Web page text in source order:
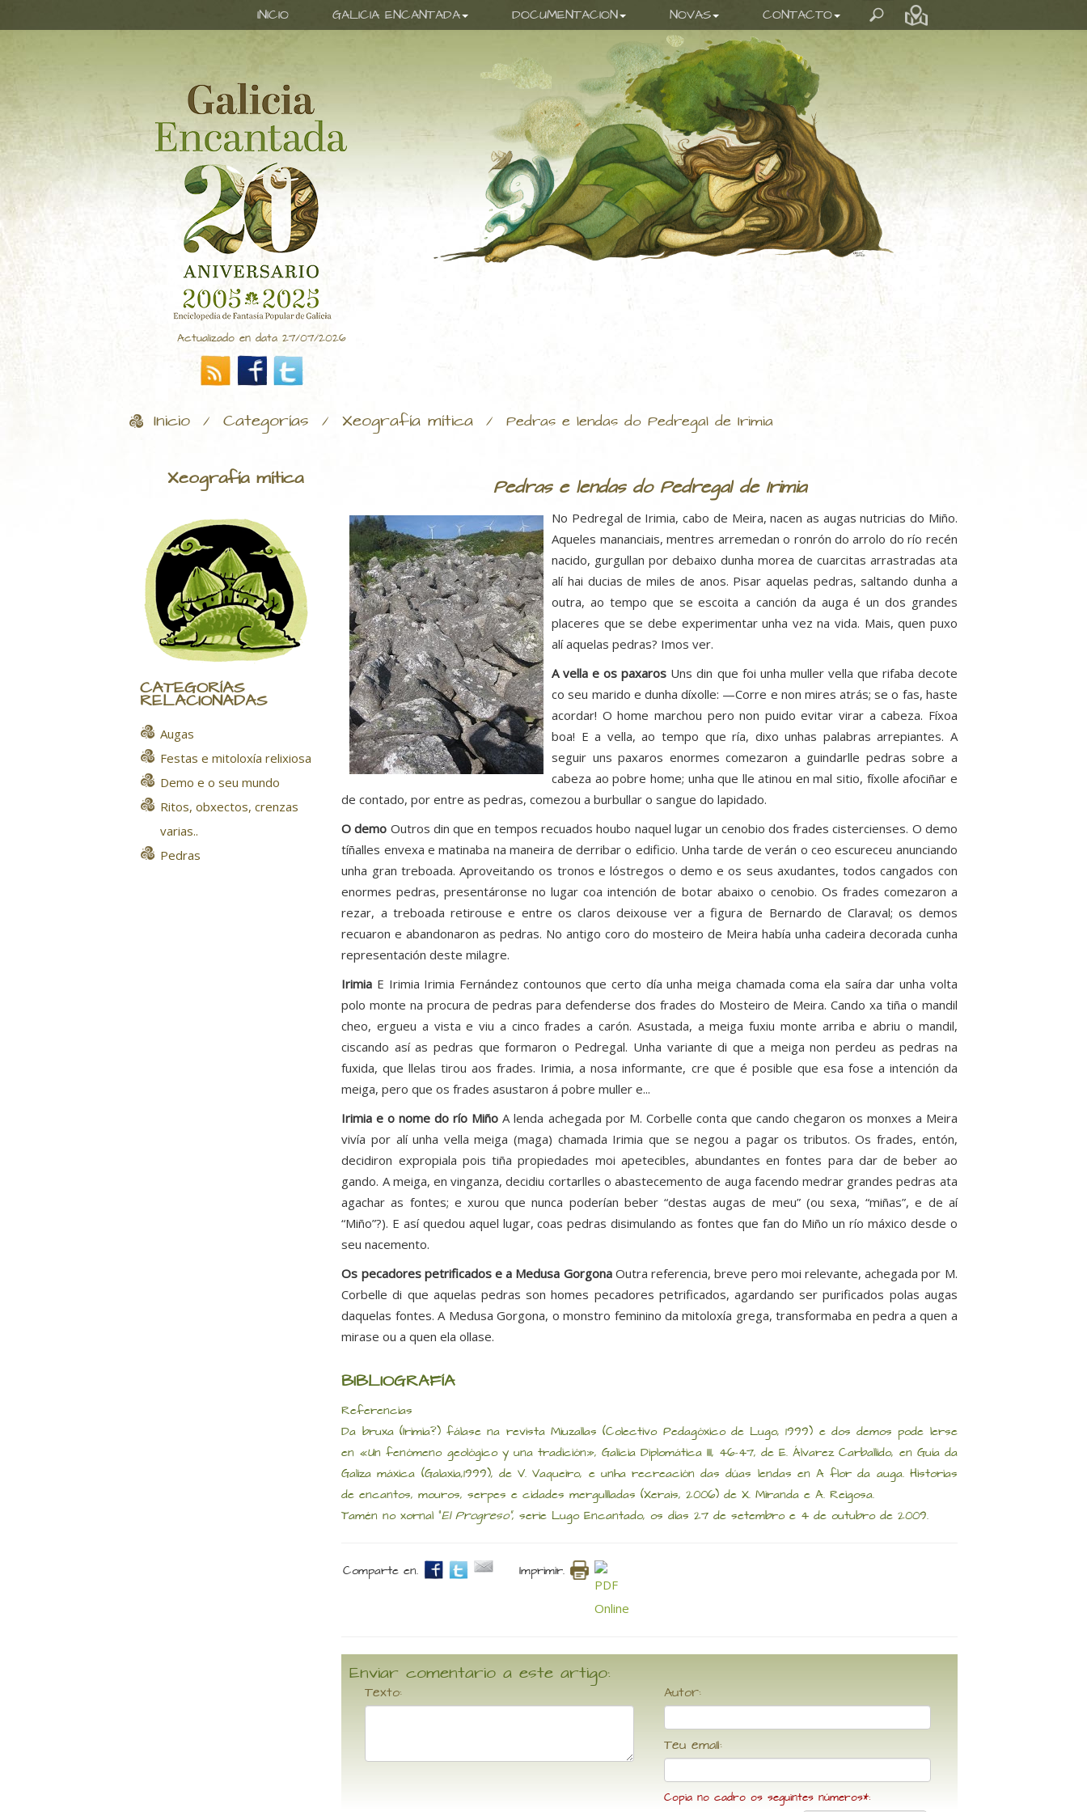
INICIO GALICIA ENCANTADA DOCUMENTACION NOVAS CONTACTO
Actualizado en data 27/07/2026
Inicio / Categorías / Xeografía mítica / Pedras e lendas do Pedregal de Irimia
Xeografía mítica
CATEGORÍAS
RELACIONADAS
Augas
Festas e mitoloxía relixiosa
Demo e o seu mundo
Ritos, obxectos, crenzas
varias..
Pedras
Pedras e lendas do Pedregal de Irimia
No Pedregal de Irimia, cabo de Meira, nacen as augas nutricias do Miño.
Aqueles mananciais, mentres arremedan o ronrón do arrolo do río recén
nacido, gurgullan por debaixo dunha morea de cuarcitas arrastradas ata
alí hai ducias de miles de anos. Pisar aquelas pedras, saltando dunha a
outra, ao tempo que se escoita a canción da auga é un dos grandes
placeres que se debe experimentar unha vez na vida. Mais, quen puxo
alí aquelas pedras? Imos ver.
A vella e os paxaros Uns din que foi unha muller vella que rifaba decote
co seu marido e dunha díxolle: —Corre e non mires atrás; se o fas, haste
acordar! O home marchou pero non puido evitar virar a cabeza. Fíxoa
boa! E a vella, ao tempo que ría, dixo unhas palabras arrepiantes. A
seguir uns paxaros enormes comezaron a guindarlle pedras sobre a
cabeza ao pobre home; unha que lle atinou en mal sitio, fíxolle afociñar e
de contado, por entre as pedras, comezou a burbullar o sangue do lapidado.
O demo Outros din que en tempos recuados houbo naquel lugar un cenobio dos frades cistercienses. O demo
tíñalles envexa e matinaba na maneira de derribar o edificio. Unha tarde de verán o ceo escureceu anunciando
unha gran treboada. Aproveitando os tronos e lóstregos o demo e os seus axudantes, todos cangados con
enormes pedras, presentáronse no lugar coa intención de botar abaixo o cenobio. Os frades comezaron a
rezar, a treboada retirouse e entre os claros deixouse ver a figura de Bernardo de Claraval; os demos
recuaron e abandonaron as pedras. No antigo coro do mosteiro de Meira había unha cadeira decorada cunha
representación deste milagre.
Irimia E Irimia Irimia Fernández contounos que certo día unha meiga chamada coma ela saíra dar unha volta
polo monte na procura de pedras para defenderse dos frades do Mosteiro de Meira. Cando xa tiña o mandil
cheo, ergueu a vista e viu a cinco frades a carón. Asustada, a meiga fuxiu monte arriba e abriu o mandil,
ciscando así as pedras que formaron o Pedregal. Unha variante di que a meiga non perdeu as pedras na
fuxida, que llelas tirou aos frades. Irimia, a nosa informante, cre que é posible que esa fose a intención da
meiga, pero que os frades asustaron á pobre muller e...
Irimia e o nome do río Miño A lenda achegada por M. Corbelle conta que cando chegaron os monxes a Meira
vivía por alí unha vella meiga (maga) chamada Irimia que se negou a pagar os tributos. Os frades, entón,
decidiron expropiala pois tiña propiedades moi apetecibles, abundantes en fontes para dar de beber ao
gando. A meiga, en vinganza, decidiu cortarlles o abastecemento de auga facendo medrar grandes pedras ata
agachar as fontes; e xurou que nunca poderían beber “destas augas de meu” (ou sexa, “miñas”, e de aí
“Miño”?). E así quedou aquel lugar, coas pedras disimulando as fontes que fan do Miño un río máxico desde o
seu nacemento.
Os pecadores petrificados e a Medusa GorgonaOutra referencia, breve pero moi relevante, achegada por M.
Corbelle di que aquelas pedras son homes pecadores petrificados, agardando ser purificados polas augas
daquelas fontes. A Medusa Gorgona, o monstro feminino da mitoloxía grega, transformaba en pedra a quen a
mirase ou a quen ela ollase.
BIBLIOGRAFÍA
Referencias
Da bruxa (Irimia?) fálase na revista Miuzallas (Colectivo Pedagóxico de Lugo, 1999) e dos demos pode lerse
en «Un fenómeno geológico y una tradición», Galicia Diplomática III, 46-47, de E. Álvarez Carballido, en Guía da
Galiza máxica (Galaxia,1999), de V. Vaqueiro, e unha recreación das dúas lendas en A flor da auga. Historias
de encantos, mouros, serpes e cidades mergullladas (Xerais, 2006) de X. Miranda e A. Reigosa.
Tamén no xornal "El Progreso", serie Lugo Encantado, os días 27 de setembro e 4 de outubro de 2009.
Comparte en. Imprimir.
Enviar comentario a este artigo:
Texto: Autor:
Teu email:
Copia no cadro os seguintes números*: